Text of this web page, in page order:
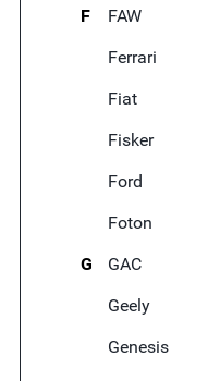
F
FAW
Ferrari
Fiat
Fisker
Ford
Foton
G
GAC
Geely
Genesis